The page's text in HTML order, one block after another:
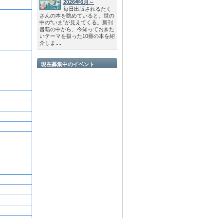
2026年6月～
毎日出版されるたく
さんの本を眺めていると、世の
中の“いま”が見えてくる。新刊
書籍の中から、今知っておきた
いテーマを扱った10冊の本を紹
介しま....
現在募集中のイベント